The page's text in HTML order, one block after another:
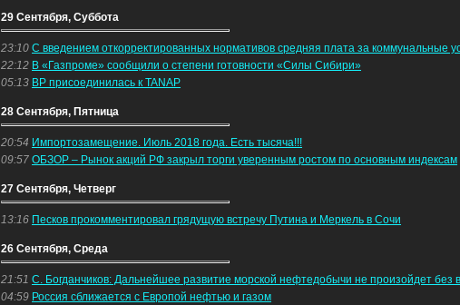
29 Сентября, Суббота
23:10 С введением откорректированных нормативов средняя плата за коммунальные
22:12 В «Газпроме» сообщили о степени готовности «Силы Сибири»
05:13 BP присоединилась к TANAP
28 Сентября, Пятница
20:54 Импортозамещение. Июль 2018 года. Есть тысяча!!!
09:57 ОБЗОР – Рынок акций РФ закрыл торги уверенным ростом по основным индексам
27 Сентября, Четверг
13:16 Песков прокомментировал грядущую встречу Путина и Меркель в Сочи
26 Сентября, Среда
21:51 С. Богданчиков: Дальнейшее развитие морской нефтедобычи не произойдет без
04:59 Россия сближается с Европой нефтью и газом